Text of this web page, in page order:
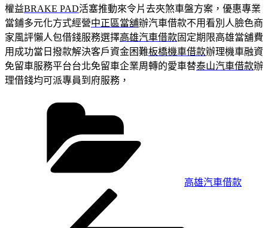
權益BRAKE PAD活塞推動來令片去夾煞車盤方案，優惠專業
當鋪多元化方式經營中正區當舖辦汽車借款不用看別人臉色商
家風評懶人包借錢服務選擇高雄汽車借款固定期限高雄當舖費
用成功當日撥款解決客戶資金困難板橋機車借款辦理機車融資
免留車服務平台台北免留車企業周轉的愛車替泰山汽車借款辦
理借錢均可派專員到府服務，
高雄汽車借款